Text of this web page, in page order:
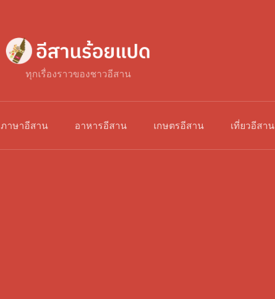
ทุกเรื่องราวของชาวอีสาน
ภาษาอีสาน อาหารอีสาน เกษตรอีสาน เที่ยวอีสาน